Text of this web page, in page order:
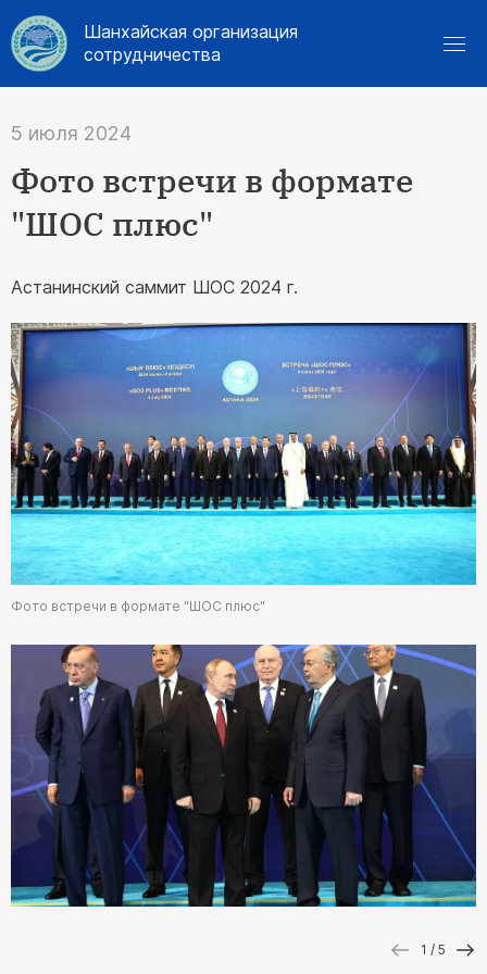
Шанхайская организация
сотрудничества
5 июля 2024
Фото встречи в формате
"ШОС плюс"
Астанинский саммит ШОС 2024 г.
Фото встречи в формате "ШОС плюс"
1 / 5